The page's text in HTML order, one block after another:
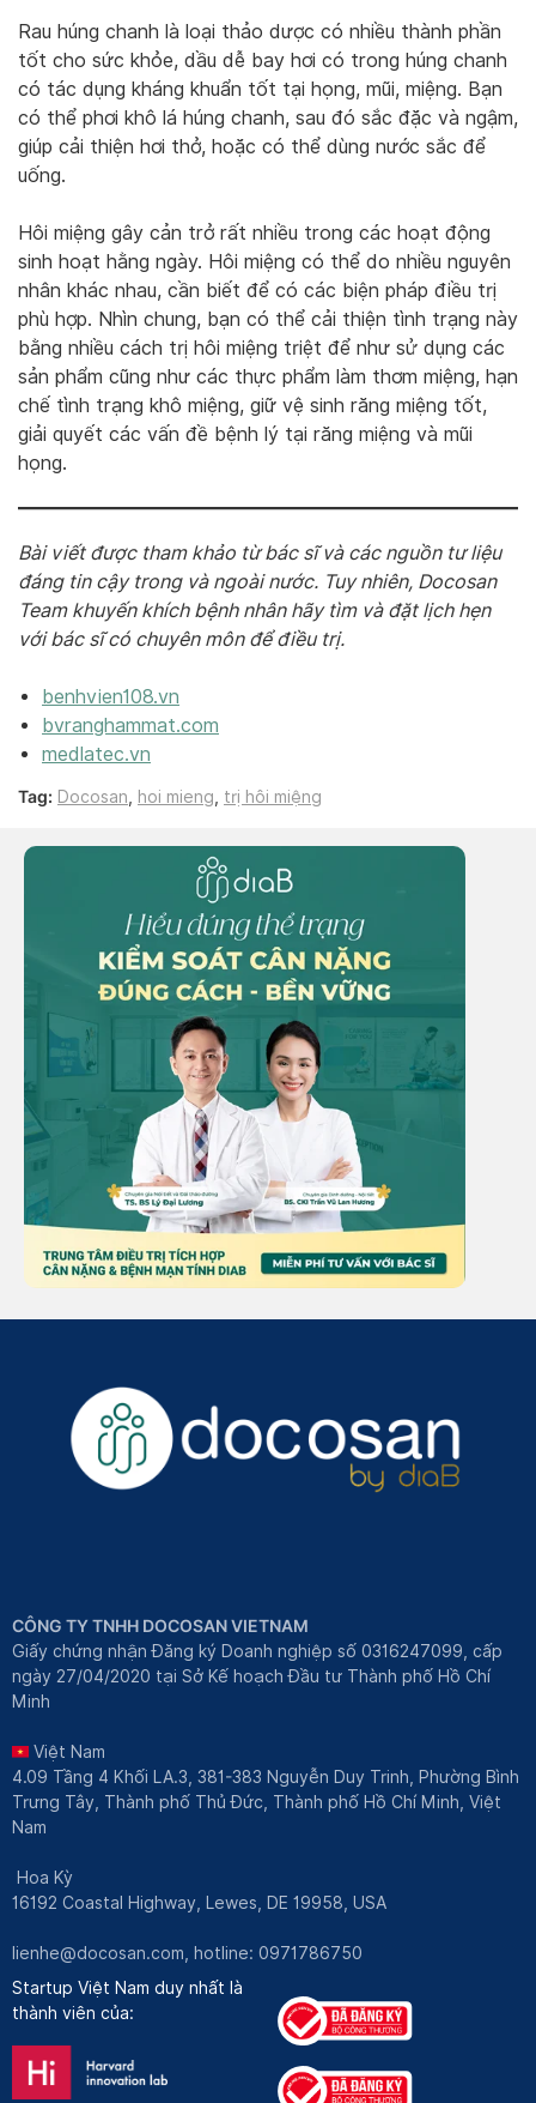
Rau húng chanh là loại thảo dược có nhiều thành phần
tốt cho sức khỏe, dầu dễ bay hơi có trong húng chanh
có tác dụng kháng khuẩn tốt tại họng, mũi, miệng. Bạn
có thể phơi khô lá húng chanh, sau đó sắc đặc và ngậm,
giúp cải thiện hơi thở, hoặc có thể dùng nước sắc để
uống.
Hôi miệng gây cản trở rất nhiều trong các hoạt động
sinh hoạt hằng ngày. Hôi miệng có thể do nhiều nguyên
nhân khác nhau, cần biết để có các biện pháp điều trị
phù hợp. Nhìn chung, bạn có thể cải thiện tình trạng này
bằng nhiều cách trị hôi miệng triệt để như sử dụng các
sản phẩm cũng như các thực phẩm làm thơm miệng, hạn
chế tình trạng khô miệng, giữ vệ sinh răng miệng tốt,
giải quyết các vấn đề bệnh lý tại răng miệng và mũi
họng.
Bài viết được tham khảo từ bác sĩ và các nguồn tư liệu
đáng tin cậy trong và ngoài nước. Tuy nhiên, Docosan
Team khuyến khích bệnh nhân hãy tìm và đặt lịch hẹn
với bác sĩ có chuyên môn để điều trị.
benhvien108.vn
bvranghammat.com
medlatec.vn
Tag: Docosan hoi mieng trị hôi miệng
CÔNG TY TNHH DOCOSAN VIETNAM
Giấy chứng nhận Đăng ký Doanh nghiệp số 0316247099, cấp
ngày 27/04/2020 tại Sở Kế hoạch Đầu tư Thành phố Hồ Chí
Minh
Việt Nam
4.09 Tầng 4 Khối LA.3, 381-383 Nguyễn Duy Trinh, Phường Bình
Trưng Tây, Thành phố Thủ Đức, Thành phố Hồ Chí Minh, Việt
Nam
Hoa Kỳ
16192 Coastal Highway, Lewes, DE 19958, USA
lienhe@docosan.com , hotline: 0971786750
Startup Việt Nam duy nhất là
thành viên của: